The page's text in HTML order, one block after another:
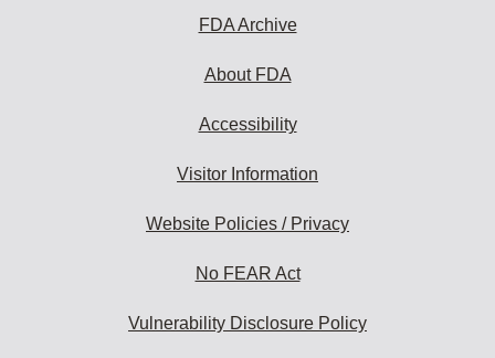
FDA Archive
About FDA
Accessibility
Visitor Information
Website Policies / Privacy
No FEAR Act
Vulnerability Disclosure Policy